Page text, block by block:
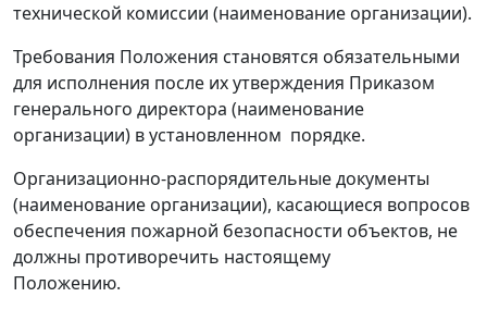
технической комиссии (наименование организации).
Требования Положения становятся обязательными
для исполнения после их утверждения Приказом
генерального директора (наименование
организации) в установленном порядке.
Организационно-распорядительные документы
(наименование организации), касающиеся вопросов
обеспечения пожарной безопасности объектов, не
должны противоречить настоящему
Положению.